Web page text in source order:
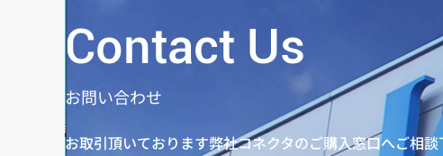
Contact Us
お問い合わせ
お取引頂いております弊社コネクタのご購入窓口へご相